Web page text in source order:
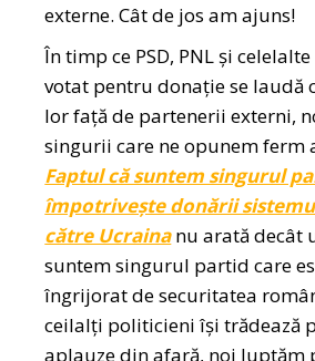
externe. Cât de jos am ajuns!
În timp ce PSD, PNL și
votat pentru donație se laudă
lor față de partenerii externi,
singurii care ne opunem ferm
Faptul că suntem singurul
împotrivește donării
către Ucrainanu arată decât
suntem singurul partid care
îngrijorat de securitatea
ceilalți politicieni își trădează
aplauze din afară, noi luptăm